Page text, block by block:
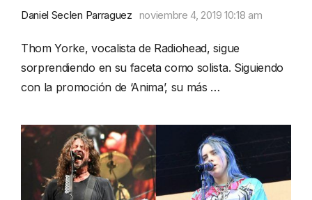
Daniel Seclen Parraguez noviembre 4, 2019 10:18 am
Thom Yorke, vocalista de Radiohead, sigue
sorprendiendo en su faceta como solista. Siguiendo
con la promoción de ‘Anima’, su más …